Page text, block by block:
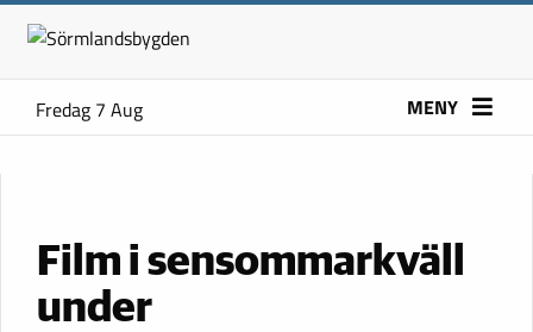
Fredag 7 Aug MENY
Film i sensommarkväll
under